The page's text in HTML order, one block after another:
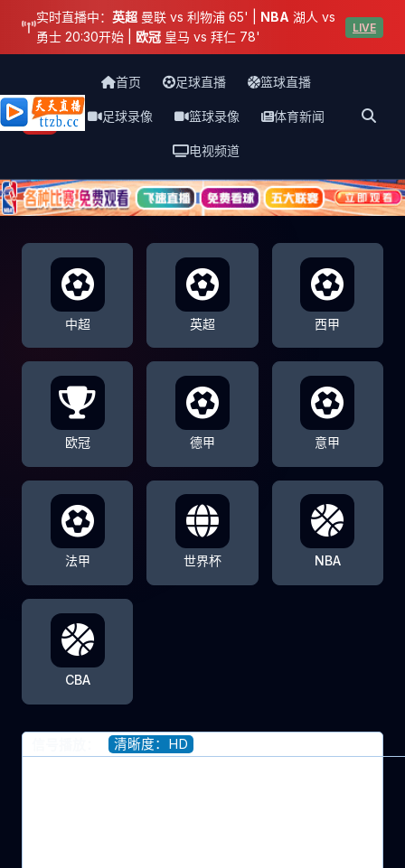
实时直播中： 英超 曼联 vs 利物浦 65' | NBA 湖人 vs
勇士 20:30开始 | 欧冠 皇马 vs 拜仁 78'
LIVE
天天直播网
首页 足球直播 篮球直播
足球录像 篮球录像 体育新闻
电视频道
中超 英超 西甲
欧冠 德甲 意甲
法甲 世界杯 NBA
CBA
清晰度：HD